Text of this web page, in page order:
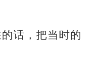
话，把当时的